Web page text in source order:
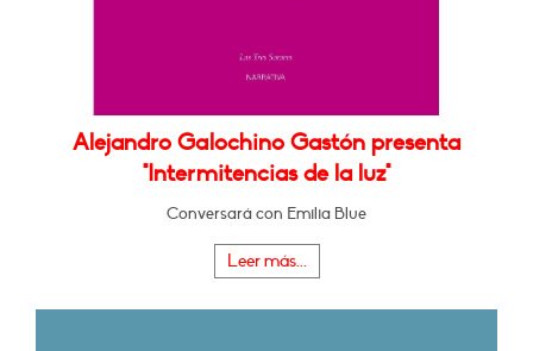
Alejandro Galochino Gastón presenta
"Intermitencias de la luz"
Conversará con Emilia Blue
Leer más...